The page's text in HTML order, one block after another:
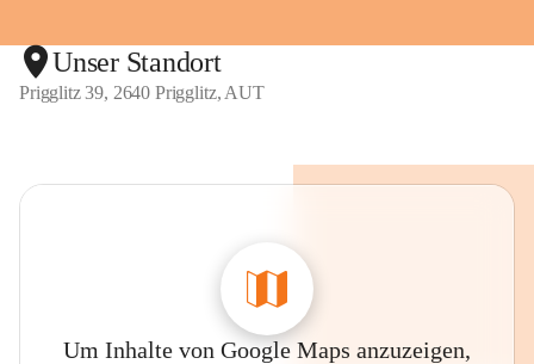
Unser Standort
Prigglitz 39, 2640 Prigglitz, AUT
Um Inhalte von Google Maps anzuzeigen,